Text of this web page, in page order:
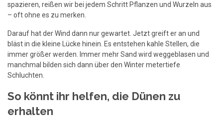
spazieren, reißen wir bei jedem Schritt Pflanzen und Wurzeln aus
– oft ohne es zu merken.
Darauf hat der Wind dann nur gewartet. Jetzt greift er an und
bläst in die kleine Lücke hinein. Es entstehen kahle Stellen, die
immer größer werden. Immer mehr Sand wird weggeblasen und
manchmal bilden sich dann über den Winter metertiefe
Schluchten.
So könnt ihr helfen, die Dünen zu
erhalten